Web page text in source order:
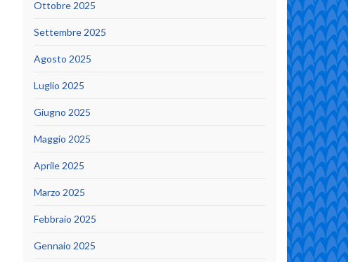
Ottobre 2025
Settembre 2025
Agosto 2025
Luglio 2025
Giugno 2025
Maggio 2025
Aprile 2025
Marzo 2025
Febbraio 2025
Gennaio 2025